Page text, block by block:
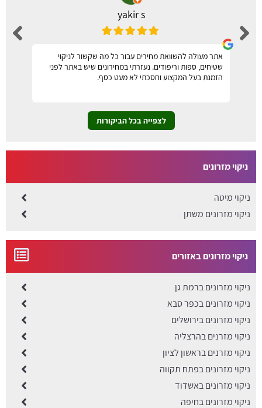
yakir s
אתר מעולה להשוואת מחירים עבור כל מה שקשור לניקוי
שטיחים, ספות וריפודים. נעזרתי במחירונים שיש באתר לפני
הזמנת בעל המקצוע וחסכתי לא מעט כסף.
לצפייה בכל הביקורות
ניקוי מזרונים
ניקוי מיטה
ניקוי מזרונים משתן
ניקוי מזרונים באזורים
ניקוי מזרונים ברמת גן
ניקוי מזרונים בכפר סבא
ניקוי מזרונים בירושלים
ניקוי מזרנים בהרצליה
ניקוי מזרנים בראשון לציון
ניקוי מזרונים בפתח תקווה
ניקוי מזרונים באשדוד
ניקוי מזרונים בחיפה